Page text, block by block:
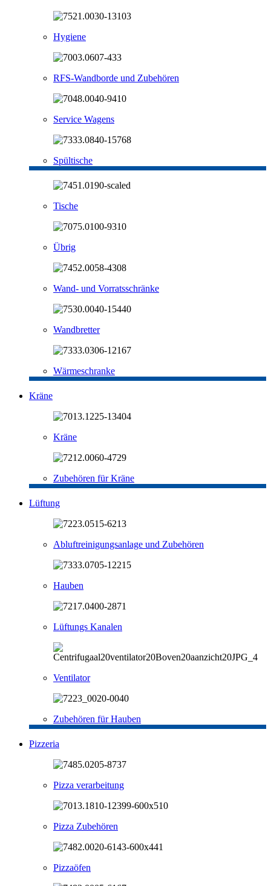
Hygiene
RFS-Wandborde und Zubehören
Service Wagens
Spültische
Tische
Übrig
Wand- und Vorratsschränke
Wandbretter
Wärmeschranke
Kräne
Kräne
Zubehören für Kräne
Lüftung
Abluftreinigungsanlage und Zubehören
Hauben
Lüftungs Kanalen
Ventilator
Zubehören für Hauben
Pizzeria
Pizza verarbeitung
Pizza Zubehören
Pizzaöfen